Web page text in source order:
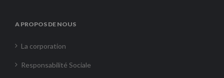
A PROPOS DE NOUS
La corporation
Responsabilité Sociale